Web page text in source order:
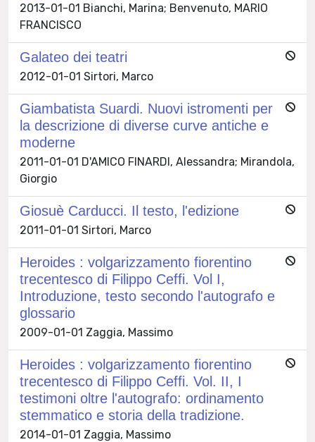
2013-01-01 Bianchi, Marina; Benvenuto, MARIO
FRANCISCO
Galateo dei teatri
2012-01-01 Sirtori, Marco
Giambatista Suardi. Nuovi istromenti per
la descrizione di diverse curve antiche e
moderne
2011-01-01 D'AMICO FINARDI, Alessandra; Mirandola,
Giorgio
Giosuè Carducci. Il testo, l'edizione
2011-01-01 Sirtori, Marco
Heroides : volgarizzamento fiorentino
trecentesco di Filippo Ceffi. Vol I,
Introduzione, testo secondo l'autografo e
glossario
2009-01-01 Zaggia, Massimo
Heroides : volgarizzamento fiorentino
trecentesco di Filippo Ceffi. Vol. II, I
testimoni oltre l'autografo: ordinamento
stemmatico e storia della tradizione.
2014-01-01 Zaggia, Massimo